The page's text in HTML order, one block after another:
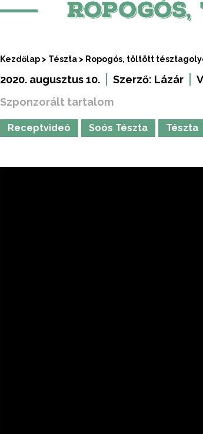
Kezdőlap > Tészta > Ropogós, töltött
2020. augusztus 10. Szerző: Lázár
Szponzorált tartalom
Receptvideó Soós Tészta Tészta